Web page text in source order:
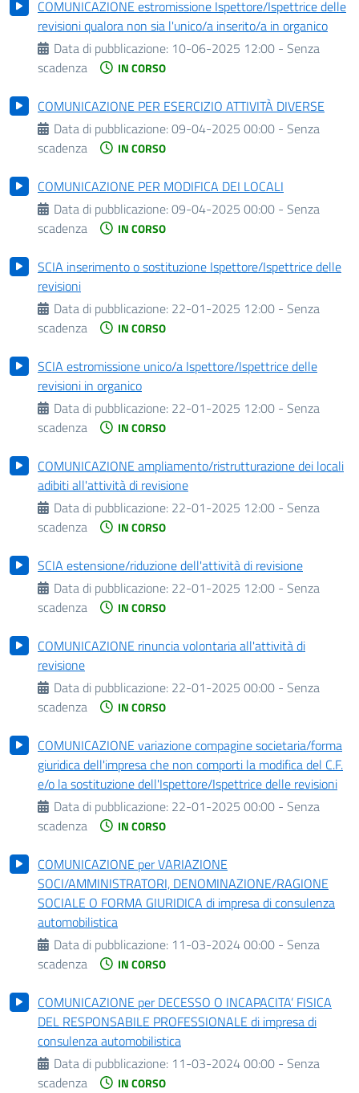
COMUNICAZIONE estromissione Ispettore/Ispettrice delle
revisioni qualora non sia l'unico/a inserito/a in organico
Data di pubblicazione: 10-06-2025 12:00 - Senza
scadenza
IN CORSO
COMUNICAZIONE PER ESERCIZIO ATTIVITÀ DIVERSE
Data di pubblicazione:09-04-2025 00:00 - Senza
scadenza
IN CORSO
COMUNICAZIONE PER MODIFICA DEI LOCALI
Data di pubblicazione:09-04-2025 00:00 - Senza
scadenza
IN CORSO
SCIA inserimento o sostituzione Ispettore/Ispettrice delle
revisioni
Data di pubblicazione: 22-01-2025 12:00 - Senza
scadenza
IN CORSO
SCIA estromissione unico/a Ispettore/Ispettrice delle
revisioni in organico
Data di pubblicazione: 22-01-2025 12:00 - Senza
scadenza
IN CORSO
COMUNICAZIONE ampliamento/ristrutturazione dei locali
adibiti all'attività di revisione
Data di pubblicazione: 22-01-2025 12:00 - Senza
scadenza
IN CORSO
SCIA estensione/riduzione dell'attività di revisione
Data di pubblicazione: 22-01-2025 12:00 - Senza
scadenza
IN CORSO
COMUNICAZIONE rinuncia volontaria all'attività di
revisione
Data di pubblicazione: 22-01-2025 00:00 - Senza
scadenza
IN CORSO
COMUNICAZIONE variazione compagine societaria/forma
giuridica dell'impresa che non comporti la modifica del C.F.
e/o la sostituzione dell'Ispettore/Ispettrice delle revisioni
Data di pubblicazione: 22-01-2025 00:00 - Senza
scadenza
IN CORSO
COMUNICAZIONE per VARIAZIONE
SOCI/AMMINISTRATORI, DENOMINAZIONE/RAGIONE
SOCIALE O FORMA GIURIDICA di impresa di consulenza
automobilistica
Data di pubblicazione: 11-03-2024 00:00 - Senza
scadenza
IN CORSO
COMUNICAZIONE per DECESSO O INCAPACITA’ FISICA
DEL RESPONSABILE PROFESSIONALE di impresa di
consulenza automobilistica
Data di pubblicazione: 11-03-2024 00:00 - Senza
scadenza
IN CORSO